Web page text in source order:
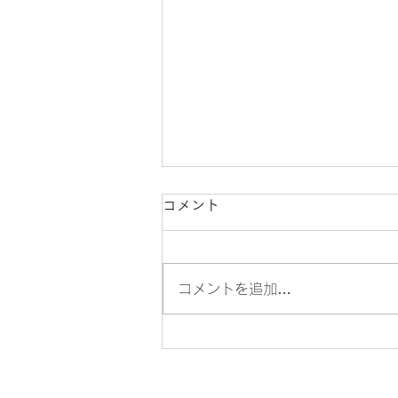
懐かしい、横浜駅周辺の風景
コメント
コメントを追加…